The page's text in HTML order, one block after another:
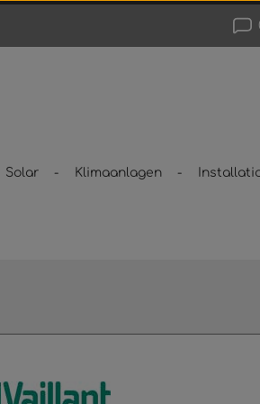
Solar Klimaanlagen